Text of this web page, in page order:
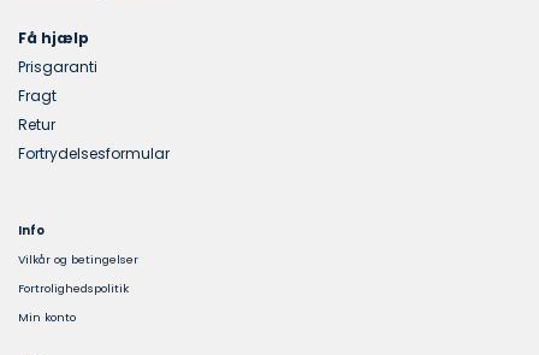
Få hjælp
Prisgaranti
Fragt
Retur
Fortrydelsesformular
Info
Vilkår og betingelser
Fortrolighedspolitik
Min konto